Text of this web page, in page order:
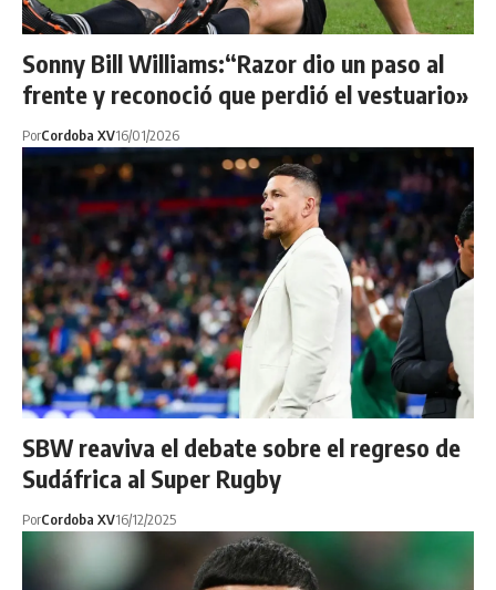
Sonny Bill Williams:“Razor dio un paso al
frente y reconoció que perdió el vestuario»
PorCordoba XV16/01/2026
SBW reaviva el debate sobre el regreso de
Sudáfrica al Super Rugby
PorCordoba XV16/12/2025